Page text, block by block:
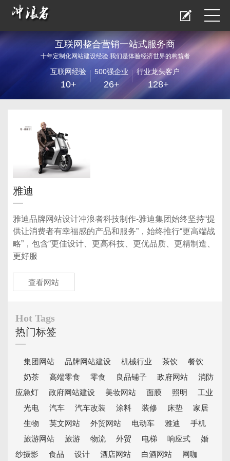
互联网整合营销一站式服务商
十年定制化网站建设经验.我们是体验经济世界的构筑者
互联网经验
10+
500强企业
26+
行业龙头客户
128+
雅迪
雅迪品牌网站设计冲浪者科技制作-雅迪集团始终坚持“提
供让消费者有幸福感的产品和服务”，始终推行“更高端战
略”，包含“更佳设计、更高科技、更优品质、更精制造、
更好服
查看网站
Hot Tags
热门标签
集团网站 品牌网站建设 机械行业 茶饮
餐饮
奶茶
高端零食 零食 良品铺子 政府网站
消防
应急灯
政府网站建设 美妆网站 面膜 照明
工业
光电
汽车 汽车改装 涂料 装修 床垫
家居
生物
英文网站 外贸网站 电动车 雅迪
手机
旅游网站
旅游 物流 外贸 电梯 响应式
婚
纱摄影
食品 设计 酒店网站 白酒网站 网咖